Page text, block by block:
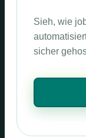
Sieh, wie
sicher